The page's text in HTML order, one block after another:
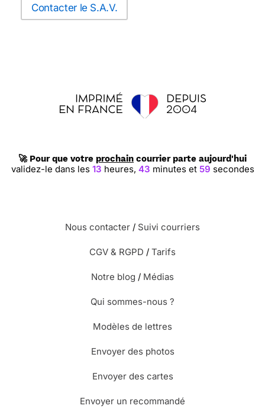
Contacter le S.A.V.
🚀 Pour que votre prochain courrier parte aujourd'hui
validez-le dans les 13 heures, 43 minutes et 58 secondes
Nous contacter / Suivi courriers
CGV & RGPD / Tarifs
Notre blog / Médias
Qui sommes-nous ?
Modèles de lettres
Envoyer des photos
Envoyer des cartes
Envoyer un recommandé